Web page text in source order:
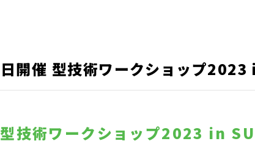
開催 型技術ワークショップ
技術ワークショップ2023 in